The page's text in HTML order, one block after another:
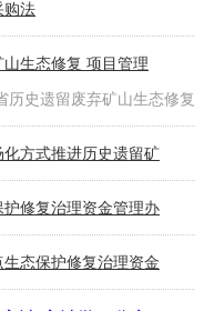
购法
生态修复 项目管理
历史遗留废弃矿山生态修复
化方式推进历史遗留矿
修复治理资金管理办
态保护修复治理资金